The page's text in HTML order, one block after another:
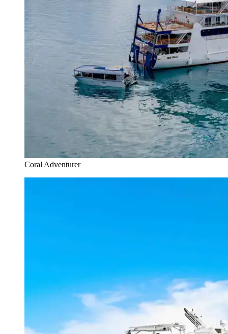
Coral Adventurer